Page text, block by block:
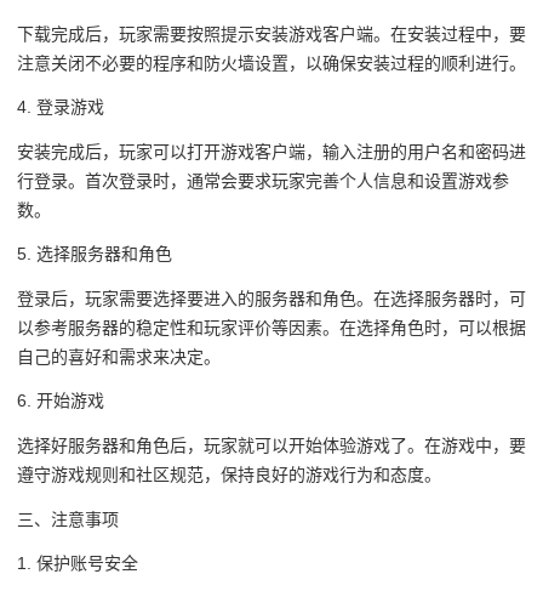
下载完成后，玩家需要按照提示安装游戏客户端。在安装过程中，要
注意关闭不必要的程序和防火墙设置，以确保安装过程的顺利进行。
4. 登录游戏
安装完成后，玩家可以打开游戏客户端，输入注册的用户名和密码进
行登录。首次登录时，通常会要求玩家完善个人信息和设置游戏参
数。
5. 选择服务器和角色
登录后，玩家需要选择要进入的服务器和角色。在选择服务器时，可
以参考服务器的稳定性和玩家评价等因素。在选择角色时，可以根据
自己的喜好和需求来决定。
6. 开始游戏
选择好服务器和角色后，玩家就可以开始体验游戏了。在游戏中，要
遵守游戏规则和社区规范，保持良好的游戏行为和态度。
三、注意事项
1. 保护账号安全